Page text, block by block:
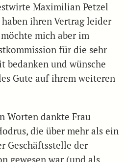
Maximilian Petzel
ihren Vertrag leider
mich aber im
für die sehr
bedanken und wünsche
Gute auf ihrem weiteren
Worten dankte Frau
die über mehr als ein
Geschäftsstelle der
gewesen war (und als